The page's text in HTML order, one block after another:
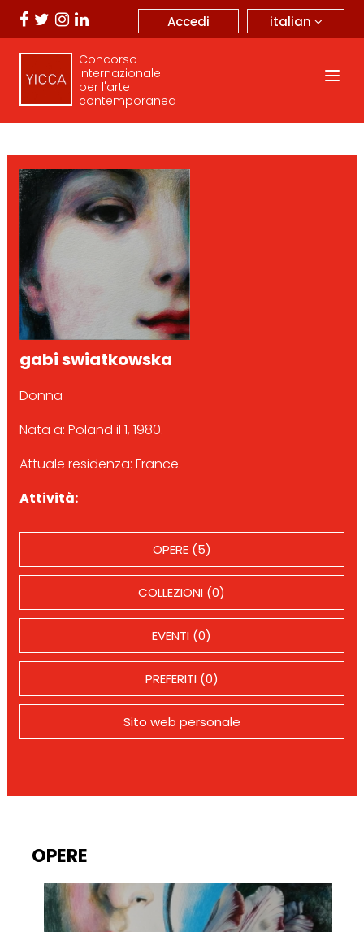
italian
Accedi
Concorso
internazionale
per l'arte
contemporanea
gabi swiatkowska
Donna
Nata a: Poland il 1, 1980.
Attuale residenza: France.
Attività:
OPERE (5)
COLLEZIONI (0)
EVENTI (0)
PREFERITI (0)
Sito web personale
OPERE